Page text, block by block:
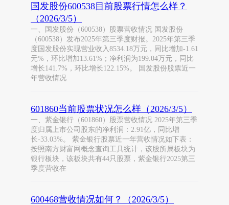
国发股份600538目前股票行情怎么样？
（2026/3/5）
一、国发股份（600538）股票营收情况 国发股份
（600538）发布2025年第三季度财报。2025年第三季
度国发股份实现营业收入8534.18万元，同比增加-1.61
元%，环比增加13.61%；净利润为199.04万元，同比
增长141.7%，环比增长122.15%。 国发股份股票近一
年营收情况
601860当前股票状况怎么样（2026/3/5）
一、紫金银行（601860）股票营收情况 2025年第三季
度归属上市公司股东的净利润：2.91亿，同比增
长-33.03%。 紫金银行股票近一年营收情况如下表：
按照南方财富网概念查询工具统计，该股所属板块为
银行板块，该板块共有44只股票，紫金银行2025第三
季度营收在
600468营收情况如何？（2026/3/5）